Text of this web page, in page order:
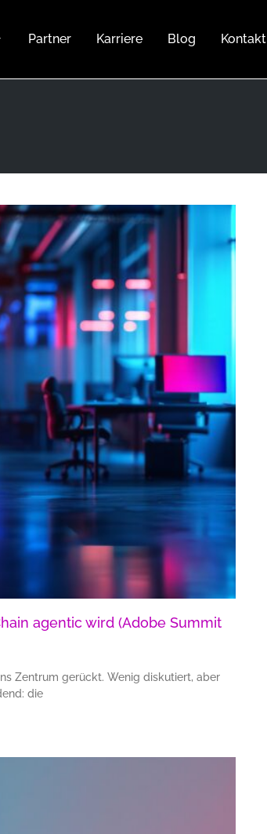
Partner Karriere Blog Kontakt
agentic wird (Adobe Summit
Zentrum gerückt. Wenig diskutiert, aber
die